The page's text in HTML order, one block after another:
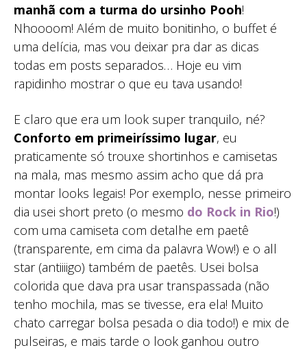
manhã com a turma do ursinho Pooh!
Nhoooom! Além de muito bonitinho, o buffet é
uma delícia, mas vou deixar pra dar as dicas
todas em posts separados… Hoje eu vim
rapidinho mostrar o que eu tava usando!
E claro que era um look super tranquilo, né?
Conforto em primeiríssimo lugar, eu
praticamente só trouxe shortinhos e camisetas
na mala, mas mesmo assim acho que dá pra
montar looks legais! Por exemplo, nesse primeiro
dia usei short preto (o mesmo do Rock in Rio!)
com uma camiseta com detalhe em paetê
(transparente, em cima da palavra Wow!) e o all
star (antiiiigo) também de paetês. Usei bolsa
colorida que dava pra usar transpassada (não
tenho mochila, mas se tivesse, era ela! Muito
chato carregar bolsa pesada o dia todo!) e mix de
pulseiras, e mais tarde o look ganhou outro